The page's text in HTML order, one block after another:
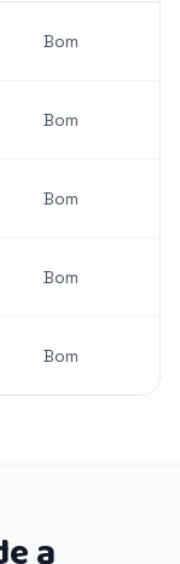
Bom
Bom
Bom
Bom
Bom